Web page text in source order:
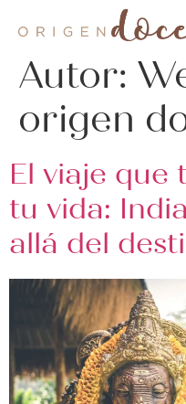
Autor:
origen
El viaje que
tu vida:
allá del